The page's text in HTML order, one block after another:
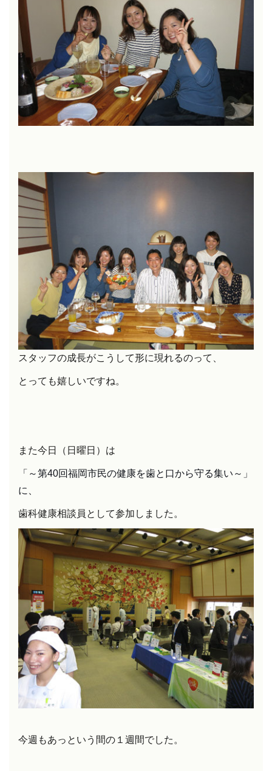
スタッフの成長がこうして形に現れるのって、
とっても嬉しいですね。
また今日（日曜日）は
「～第40回福岡市民の健康を歯と口から守る集い～」
に、
歯科健康相談員として参加しました。
今週もあっという間の１週間でした。